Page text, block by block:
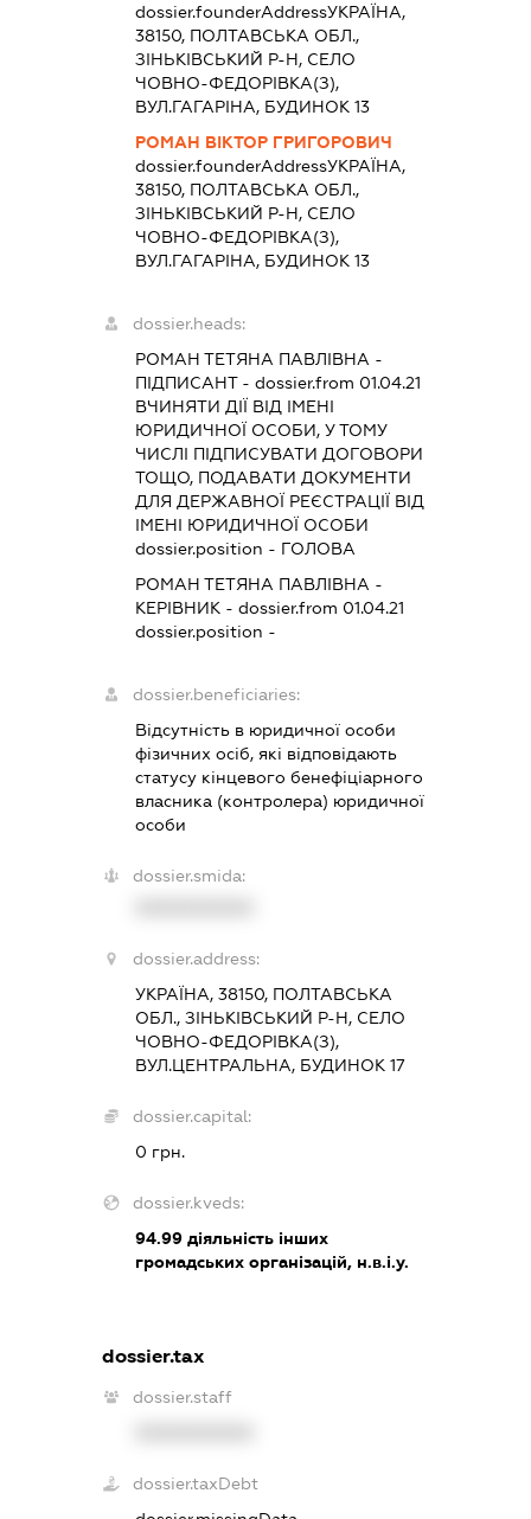
dossier.founderAddressУКРАЇНА,
38150, ПОЛТАВСЬКА ОБЛ.,
ЗІНЬКІВСЬКИЙ Р-Н, СЕЛО
ЧОВНО-ФЕДОРІВКА(З),
ВУЛ.ГАГАРІНА, БУДИНОК 13
РОМАН ВІКТОР ГРИГОРОВИЧ
dossier.founderAddressУКРАЇНА,
38150, ПОЛТАВСЬКА ОБЛ.,
ЗІНЬКІВСЬКИЙ Р-Н, СЕЛО
ЧОВНО-ФЕДОРІВКА(З),
ВУЛ.ГАГАРІНА, БУДИНОК 13
dossier.heads:
РОМАН ТЕТЯНА ПАВЛІВНА -
ПІДПИСАНТ- dossier.from 01.04.21
ВЧИНЯТИ ДІЇ ВІД ІМЕНІ
ЮРИДИЧНОЇ ОСОБИ, У ТОМУ
ЧИСЛІ ПІДПИСУВАТИ ДОГОВОРИ
ТОЩО, ПОДАВАТИ ДОКУМЕНТИ
ДЛЯ ДЕРЖАВНОЇ РЕЄСТРАЦІЇ ВІД
ІМЕНІ ЮРИДИЧНОЇ ОСОБИ
dossier.position - ГОЛОВА
РОМАН ТЕТЯНА ПАВЛІВНА -
КЕРІВНИК - dossier.from 01.04.21
dossier.position -
dossier.beneficiaries:
Відсутність в юридичної особи
фізичних осіб, які відповідають
статусу кінцевого бенефіціарного
власника (контролера) юридичної
особи
dossier.smida:
dossier.address:
УКРАЇНА, 38150, ПОЛТАВСЬКА
ОБЛ., ЗІНЬКІВСЬКИЙ Р-Н, СЕЛО
ЧОВНО-ФЕДОРІВКА(З),
ВУЛ.ЦЕНТРАЛЬНА, БУДИНОК 17
dossier.capital:
0 грн.
dossier.kveds:
94.99 діяльність інших
громадських організацій, н.в.і.у.
dossier.tax
dossier.staff
dossier.taxDebt